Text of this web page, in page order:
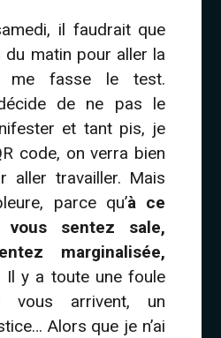
il faudrait que
du matin pour aller la
me fasse le test.
de ne pas le
et tant pis, je
code, on verra bien
aller travailler. Mais
parce qu’à ce
vous sentez sale,
marginalisée,
Il y a toute une foule
vous arrivent, un
Alors que je n’ai